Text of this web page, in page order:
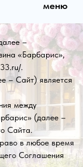
Каталог
Новости
Контакты
Написать нам
Оплата и